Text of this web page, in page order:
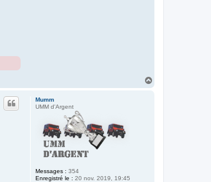
Mumm
UMM d'Argent
Messages : 354
Enregistré le : 20 nov. 2019, 19:45